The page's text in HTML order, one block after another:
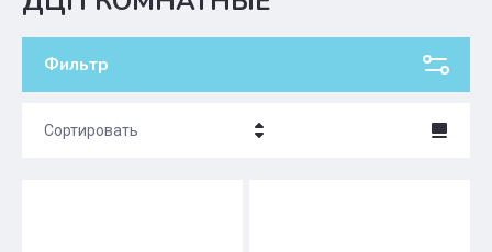
Фильтр
Сортировать